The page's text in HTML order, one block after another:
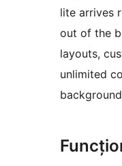
lite arrives
out of the
layouts,
unlimited